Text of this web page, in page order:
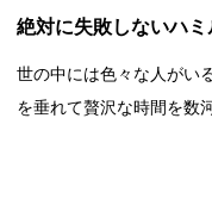
絶対に失敗しないハ
世の中には色々な人がい
を垂れて贅沢な時間を数